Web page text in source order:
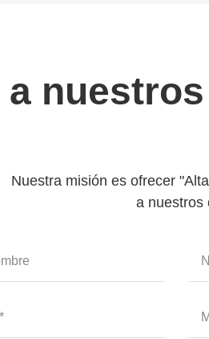
a
Nuestra misión es ofrecer
a nuestros